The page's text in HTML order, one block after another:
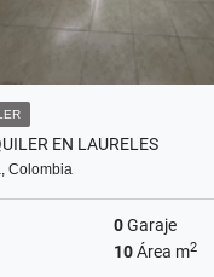
EN LAURELES
Colombia
0Garaje
10Área m2